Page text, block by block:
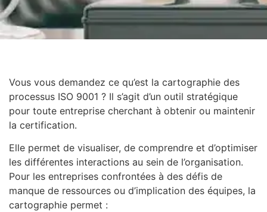
Vous vous demandez ce qu’est la cartographie des
processus ISO 9001 ? Il s’agit d’un outil stratégique
pour toute entreprise cherchant à obtenir ou maintenir
la certification.
Elle permet de visualiser, de comprendre et d’optimiser
les différentes interactions au sein de l’organisation.
Pour les entreprises confrontées à des défis de
manque de ressources ou d’implication des équipes, la
cartographie permet :